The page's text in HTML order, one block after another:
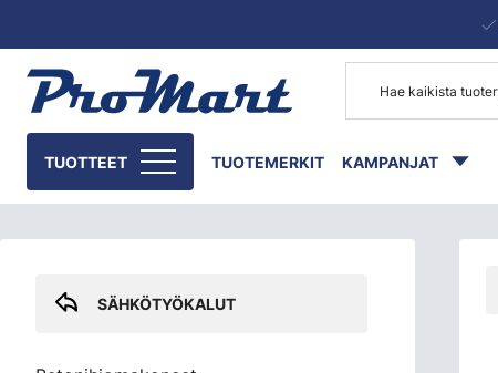
TUOTTEET TUOTEMERKIT KAMPANJAT
SÄHKÖTYÖKALUT